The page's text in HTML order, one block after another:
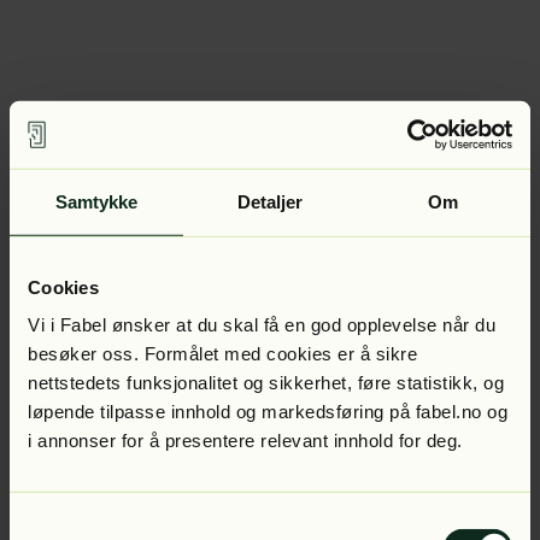
Samtykke Detaljer Om
Cookies
Vi i Fabel ønsker at du skal få en god opplevelse når du
besøker oss. Formålet med cookies er å sikre
nettstedets funksjonalitet og sikkerhet, føre statistikk, og
løpende tilpasse innhold og markedsføring på fabel.no og
i annonser for å presentere relevant innhold for deg.